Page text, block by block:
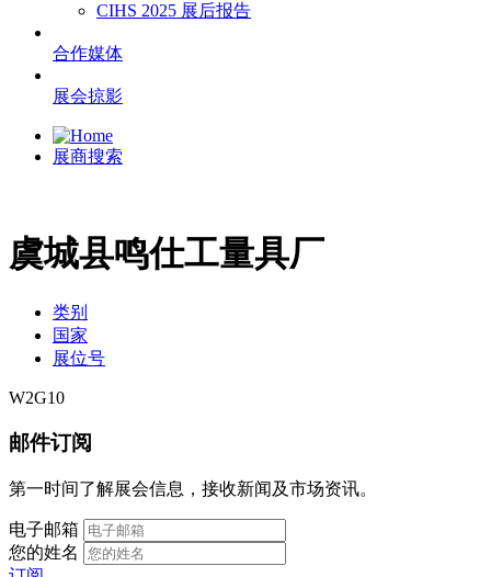
CIHS 2025 展后报告
合作媒体
展会掠影
展商搜索
虞城县鸣仕工量具厂
类别
国家
展位号
W2G10
邮件订阅
第一时间了解展会信息，接收新闻及市场资讯。
电子邮箱
您的姓名